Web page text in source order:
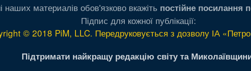
наших материалів обов'язково вкажіть постійне посилання
Підпис для кожної публікації:
© 2018 PiM, LLC. Передруковується з дозволу ІА
Підтримати найкращу редакцію світу та